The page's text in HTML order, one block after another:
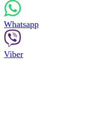
Whatsapp
Viber